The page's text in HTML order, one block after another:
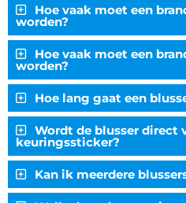
Hoe vaak moet een
worden?
Hoe vaak moet een
worden?
Hoe lang gaat een
Wordt de blusser direct
keuringssticker?
Kan ik meerdere